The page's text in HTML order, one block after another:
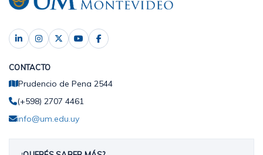
CONTACTO
Prudencio de Pena 2544
(+598) 2707 4461
info@um.edu.uy